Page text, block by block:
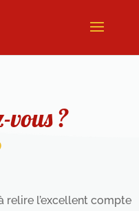
vous ?
relire l’excellent compte